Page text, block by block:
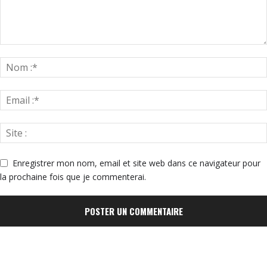
Enregistrer mon nom, email et site web dans ce navigateur pour
la prochaine fois que je commenterai.